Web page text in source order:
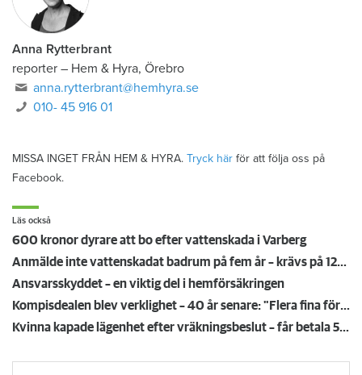
Anna Rytterbrant
reporter – Hem & Hyra, Örebro
anna.rytterbrant@hemhyra.se
010- 45 916 01
MISSA INGET FRÅN HEM & HYRA. Tryck här för att följa oss på
Facebook.
Läs också
600 kronor dyrare att bo efter vattenskada i Varberg
Anmälde inte vattenskadat badrum på fem år – krävs på 125 000 kronor
Ansvarsskyddet – en viktig del i hemförsäkringen
Kompisdealen blev verklighet – 40 år senare: "Flera fina fördelar med att dela bostad"
Kvinna kapade lägenhet efter vräkningsbeslut – får betala 50 000